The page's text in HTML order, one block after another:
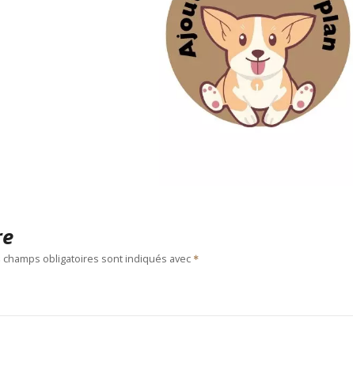
champs obligatoires sont indiqués avec